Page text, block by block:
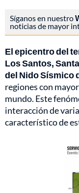
Síganos en nuestro
noticias de mayor
El epicentro del
Los Santos,
del Nido Sísmico
regiones con
mundo. Este
interacción de
característico de